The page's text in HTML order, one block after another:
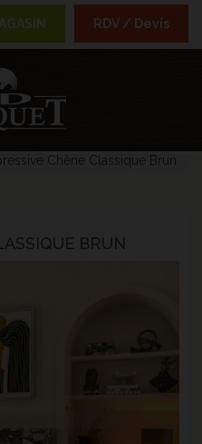
Chêne Classique Brun
BRUN
RDV / Devis